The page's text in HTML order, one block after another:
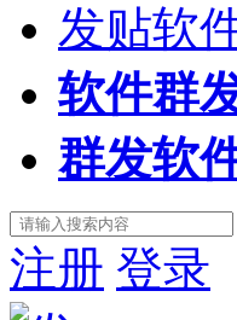
发贴软
软件群
群发软
注册 登录